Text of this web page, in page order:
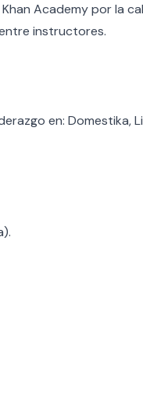
Academy por la
instructores.
en: Domestika,